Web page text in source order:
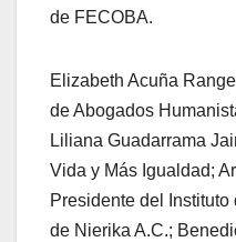
de FECOBA.
Elizabeth Acuña
de Abogados
Liliana Guadarrama
Vida y Más Igualdad;
Presidente del Instituto
de Nierika A.C.;